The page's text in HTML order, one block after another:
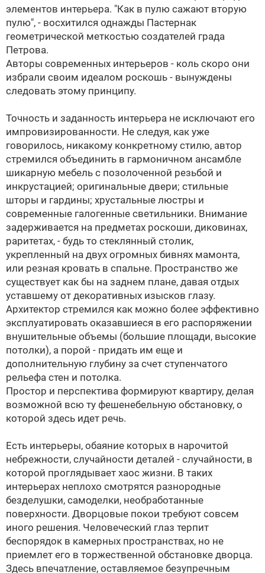
элементов интерьера. "Как в пулю сажают вторую
пулю", - восхитился однажды Пастернак
геометрической меткостью создателей града
Петрова.
Авторы современных интерьеров - коль скоро они
избрали своим идеалом роскошь - вынуждены
следовать этому принципу.
Точность и заданность интерьера не исключают его
импровизированности. Не следуя, как уже
говорилось, никакому конкретному стилю, автор
стремился объединить в гармоничном ансамбле
шикарную мебель с позолоченной резьбой и
инкрустацией; оригинальные двери; стильные
шторы и гардины; хрустальные люстры и
современные галогенные светильники. Внимание
задерживается на предметах роскоши, диковинах,
раритетах, - будь то стеклянный столик,
укрепленный на двух огромных бивнях мамонта,
или резная кровать в спальне. Пространство же
существует как бы на заднем плане, давая отдых
уставшему от декоративных изысков глазу.
Архитектор стремился как можно более эффективно
эксплуатировать оказавшиеся в его распоряжении
внушительные объемы (большие площади, высокие
потолки), а порой - придать им еще и
дополнительную глубину за счет ступенчатого
рельефа стен и потолка.
Простор и перспектива формируют квартиру, делая
возможной всю ту фешенебельную обстановку, о
которой здесь идет речь.
Есть интерьеры, обаяние которых в нарочитой
небрежности, случайности деталей - случайности, в
которой проглядывает хаос жизни. В таких
интерьерах неплохо смотрятся разнородные
безделушки, самоделки, необработанные
поверхности. Дворцовые покои требуют совсем
иного решения. Человеческий глаз терпит
беспорядок в камерных пространствах, но не
приемлет его в торжественной обстановке дворца.
Здесь впечатление, оставляемое безупречным